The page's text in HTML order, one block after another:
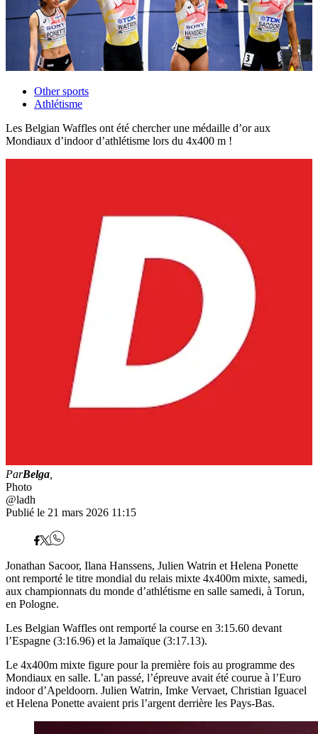
Other sports
Athlétisme
Les Belgian Waffles ont été chercher une médaille d’or aux
Mondiaux d’indoor d’athlétisme lors du 4x400 m !
ParBelga
Photo
@ladh
Publié le 21 mars 2026 11:15
Jonathan Sacoor, Ilana Hanssens, Julien Watrin et Helena Ponette
ont remporté le titre mondial du relais mixte 4x400m mixte, samedi,
aux championnats du monde d’athlétisme en salle samedi, à Torun,
en Pologne.
Les Belgian Waffles ont remporté la course en 3:15.60 devant
l’Espagne (3:16.96) et la Jamaïque (3:17.13).
Le 4x400m mixte figure pour la première fois au programme des
Mondiaux en salle. L’an passé, l’épreuve avait été courue à l’Euro
indoor d’Apeldoorn. Julien Watrin, Imke Vervaet, Christian Iguacel
et Helena Ponette avaient pris l’argent derrière les Pays-Bas.